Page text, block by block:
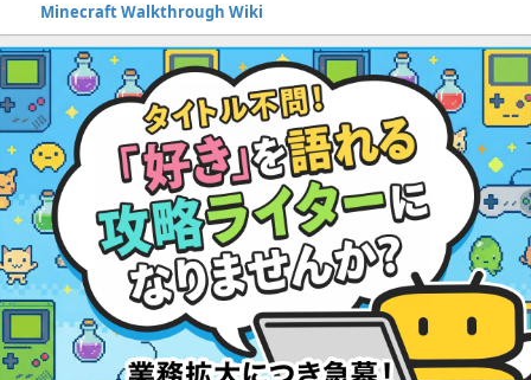
Minecraft Walkthrough Wiki